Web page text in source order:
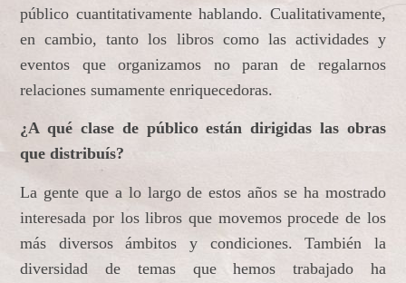
público cuantitativamente hablando. Cualitativamente,
en cambio, tanto los libros como las actividades y
eventos que organizamos no paran de regalarnos
relaciones sumamente enriquecedoras.
¿A qué clase de público están dirigidas las obras
que distribuís?
La gente que a lo largo de estos años se ha mostrado
interesada por los libros que movemos procede de los
más diversos ámbitos y condiciones. También la
diversidad de temas que hemos trabajado ha